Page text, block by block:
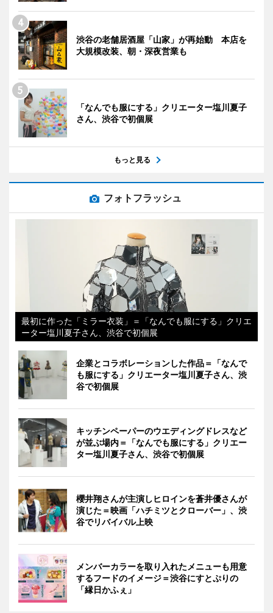
渋谷の老舗居酒屋「山家」が再始動 本店を
大規模改装、朝・深夜営業も
「なんでも服にする」クリエーター塩川夏子
さん、渋谷で初個展
もっと見る
フォトフラッシュ
最初に作った「ミラー衣装」＝「なんでも服にする」クリエ
ーター塩川夏子さん、渋谷で初個展
企業とコラボレーションした作品＝「なんで
も服にする」クリエーター塩川夏子さん、渋
谷で初個展
キッチンペーパーのウエディングドレスなど
が並ぶ場内＝「なんでも服にする」クリエー
ター塩川夏子さん、渋谷で初個展
櫻井翔さんが主演しヒロインを蒼井優さんが
演じた＝映画「ハチミツとクローバー」、渋
谷でリバイバル上映
メンバーカラーを取り入れたメニューも用意
するフードのイメージ＝渋谷にすとぷりの
「縁日かふぇ」